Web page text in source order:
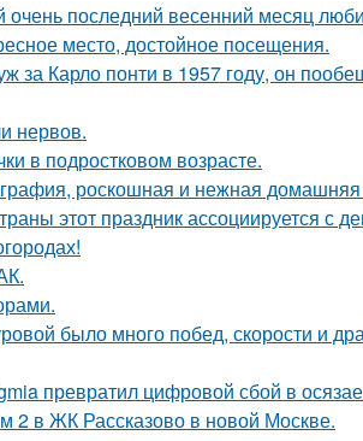
последний весенний месяц
место, достойное посещения.
за Карло понти в 1957 году, он
нервов.
в подростковом возрасте.
роскошная и нежная домашняя
этот праздник ассоциируется с
было много побед, скорости и
превратил цифровой сбой в
2 в ЖК Рассказово в новой Москве.